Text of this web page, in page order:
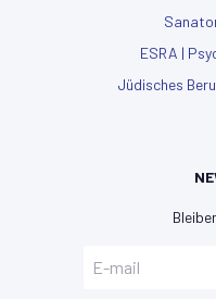
ESRA |
Jüdisches